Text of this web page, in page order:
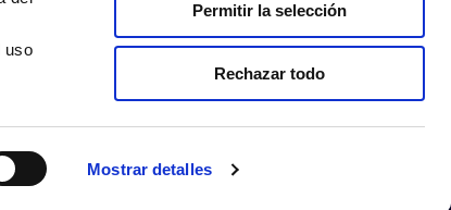
uso
Mostrar detalles
Permitir la selección
Rechazar todo